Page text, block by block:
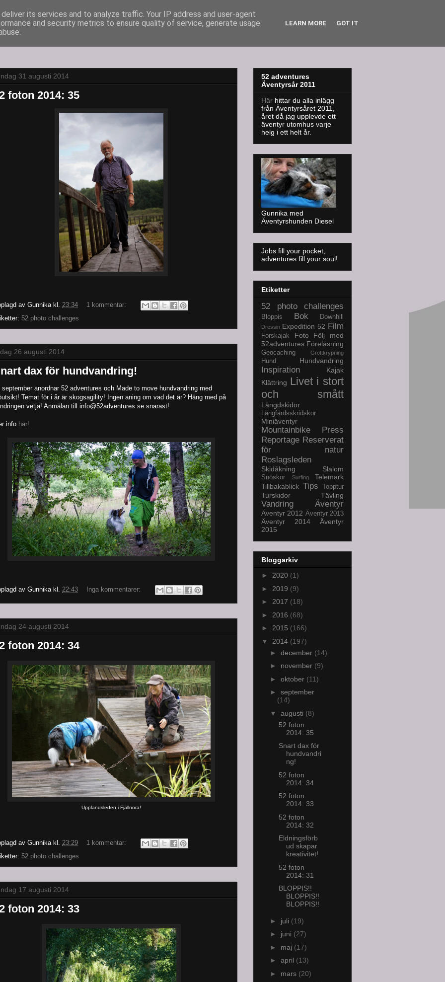
31 augusti 2014
foton 2014: 35
av Gunnika kl. 23:34
1 kommentar:
52 photo challenges
26 augusti 2014
dax för hundvandring!
september anordnar 52 adventures och Made to move hundvandring med
Temat för i år är skogsagility! Ingen aning om vad det är? Häng med på
vetja! Anmälan till info@52adventures.se snarast!
info här!
av Gunnika kl. 22:43 Inga kommentarer:
24 augusti 2014
foton 2014: 34
Upplandsleden i Fjällnora!
av Gunnika kl. 23:29
1 kommentar:
52 photo challenges
17 augusti 2014
foton 2014: 33
52 adventures
Äventyrsår 2011
Här hittar du alla inlägg
från Äventyrsåret 2011,
året då jag upplevde ett
äventyr utomhus varje
helg i ett helt år.
Gunnika med
Äventyrshunden Diesel
Jobs fill your pocket,
adventures fill your soul!
Etiketter
52 photo challenges
Bloppis Bok Downhill
Dressin Expedition 52 Film
Forskajak Foto
Följ med
52adventures Föreläsning
Geocaching Grottkrypning
Hund Hundvandring
Inspiration
Kajak
Klättring Livet i stort
och smått
Längdskidor
Långfärdsskridskor
Miniäventyr
Mountainbike
Press
Reportage Reserverat
för natur
Roslagsleden
Skidåkning Slalom
Snöskor Surfing
Telemark
Tillbakablick Tips Topptur
Turskidor Tävling
Vandring Äventyr
Äventyr 2012 Äventyr 2013
Äventyr 2014
Äventyr
2015
Bloggarkiv
► 2020 (1)
► 2019 (9)
► 2017 (18)
► 2016 (68)
► 2015 (166)
▼ 2014 (197)
► december (14)
► november (9)
► oktober (11)
► september
(14)
▼ augusti (8)
52 foton
2014: 35
Snart dax för
hundvandri
ng!
52 foton
2014: 34
52 foton
2014: 33
52 foton
2014: 32
Eldningsförb
ud skapar
kreativitet!
52 foton
2014: 31
BLOPPIS!!
BLOPPIS!!
BLOPPIS!!
► juli (19)
► juni (27)
► maj (17)
► april (13)
► mars (20)
its services and to analyze traffic. Your IP address and user-agent
and security metrics to ensure quality of service, generate usage
LEARN MORE GOT IT